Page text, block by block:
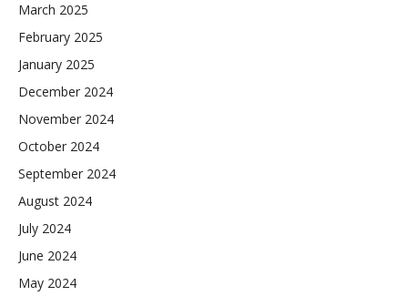
March 2025
February 2025
January 2025
December 2024
November 2024
October 2024
September 2024
August 2024
July 2024
June 2024
May 2024